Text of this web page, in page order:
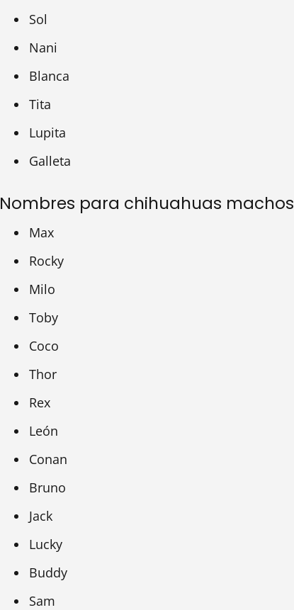
Sol
Nani
Blanca
Tita
Lupita
Galleta
Nombres para chihuahuas machos
Max
Rocky
Milo
Toby
Coco
Thor
Rex
León
Conan
Bruno
Jack
Lucky
Buddy
Sam